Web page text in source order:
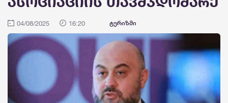
04/08/2025 16:20 ტურიზმი